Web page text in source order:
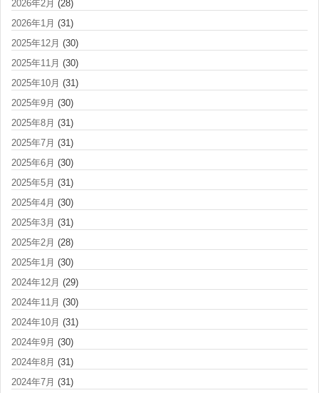
2026年2月 (28)
2026年1月 (31)
2025年12月 (30)
2025年11月 (30)
2025年10月 (31)
2025年9月 (30)
2025年8月 (31)
2025年7月 (31)
2025年6月 (30)
2025年5月 (31)
2025年4月 (30)
2025年3月 (31)
2025年2月 (28)
2025年1月 (30)
2024年12月 (29)
2024年11月 (30)
2024年10月 (31)
2024年9月 (30)
2024年8月 (31)
2024年7月 (31)